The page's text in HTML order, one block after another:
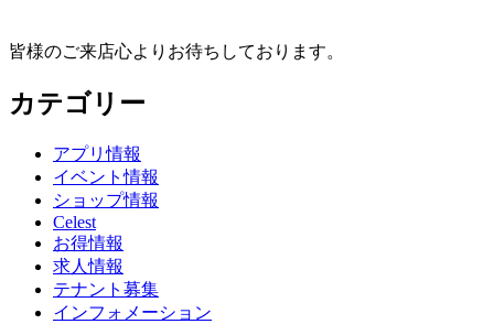
皆様のご来店心よりお待ちしております。
カテゴリー
アプリ情報
イベント情報
ショップ情報
Celest
お得情報
求人情報
テナント募集
インフォメーション